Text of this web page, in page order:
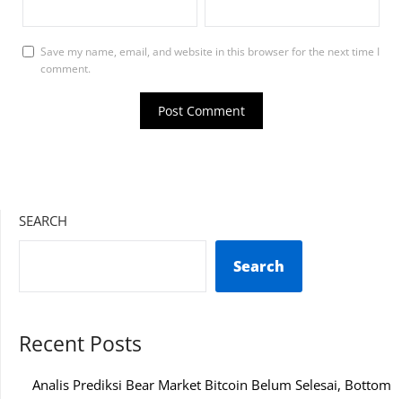
Save my name, email, and website in this browser for the next time I
comment.
SEARCH
Search
Recent Posts
Analis Prediksi Bear Market Bitcoin Belum Selesai, Bottom